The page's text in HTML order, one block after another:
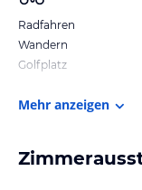
Radfahren
Wandern
Golfplatz
Mehr anzeigen